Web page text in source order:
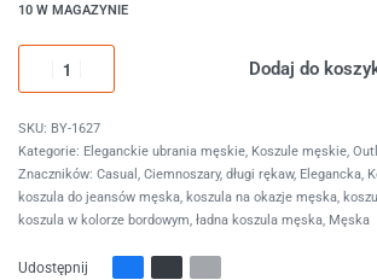
10 W MAGAZYNIE
Dodaj do
BY-1627
Kategorie: Eleganckie ubrania męskie, Koszule męskie,
Znaczników: Casual , Ciemnoszary, długi rękaw, Elegancka,
koszula do jeansów męska, koszula na okazje męska,
koszula w kolorze bordowym, ładna koszula męska, Męska
Udostępnij